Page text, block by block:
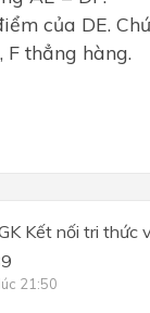
của DE.
F thẳng hàng.
Kết nối tri thức
21:50